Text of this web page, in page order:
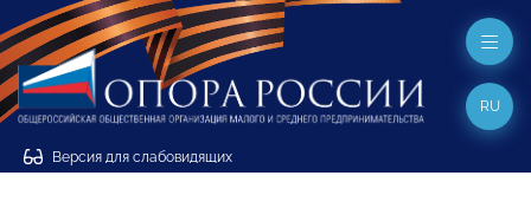
Версия для слабовидящих
RU